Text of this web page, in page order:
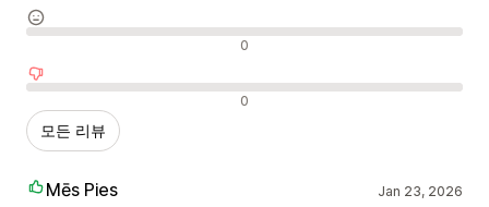
중립적인 리뷰 0
부정적인 리뷰 0
모든 리뷰
Mēs Pies Jan 23, 2026